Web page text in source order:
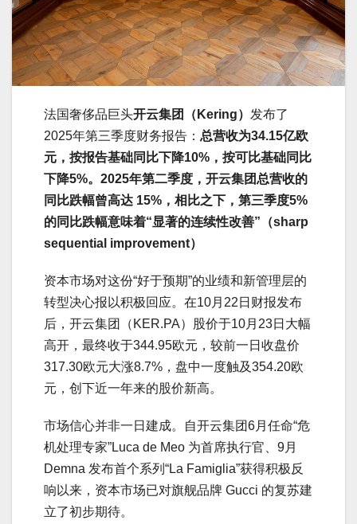
法国奢侈品巨头开云集团（Kering） 发布了
2025年第三季度财务报告： 总营收为34.15亿欧
元，按报告基础同比下降10%，按可比基础同比
下降5%。2025年第二季度，开云集团总营收的
同比跌幅曾高达 15%，相比之下，第三季度5%
的同比跌幅意味着“显著的连续性改善”（sharp
sequential improvement）
资本市场对这份“好于预期”的业绩和新管理层的
转型决心报以积极回应。在10月22日财报发布
后，开云集团（KER.PA）股价于10月23日大幅
高开，最终收于344.95欧元，较前一日收盘价
317.30欧元大涨8.7%，盘中一度触及354.20欧
元，创下近一年来的股价新高。
市场信心并非一日建成。自开云集团6月任命“危
机处理专家”Luca de Meo 为首席执行官、9月
Demna 发布首个系列“La Famiglia”获得积极反
响以来，资本市场已对旗舰品牌 Gucci 的复苏建
立了初步期待。